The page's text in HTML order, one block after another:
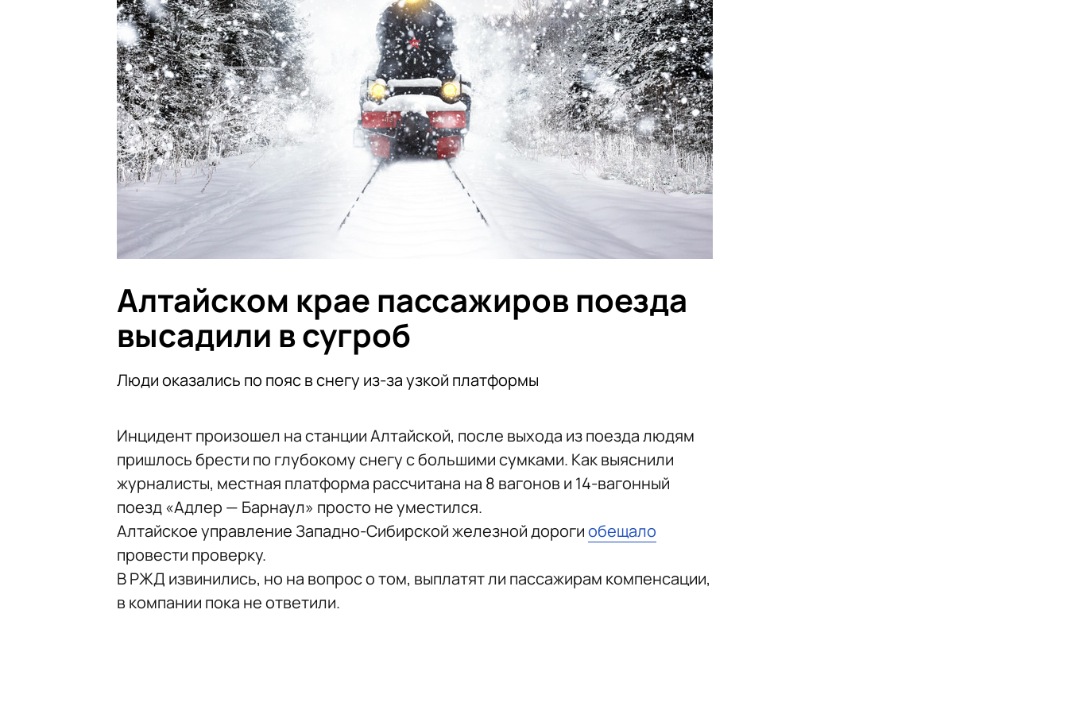
Алтайском крае пассажиров поезда
высадили в сугроб
Люди оказались по пояс в снегу из-за узкой платформы
Инцидент произошел на станции Алтайской, после выхода из поезда людям
пришлось брести по глубокому снегу с большими сумками. Как выяснили
журналисты, местная платформа рассчитана на 8 вагонов и 14-вагонный
поезд «Адлер — Барнаул» просто не уместился.
Алтайское управление Западно-Сибирской железной дорогиобещало
провести проверку.
В РЖД извинились, но на вопрос о том, выплатят ли пассажирам компенсации,
в компании пока не ответили.